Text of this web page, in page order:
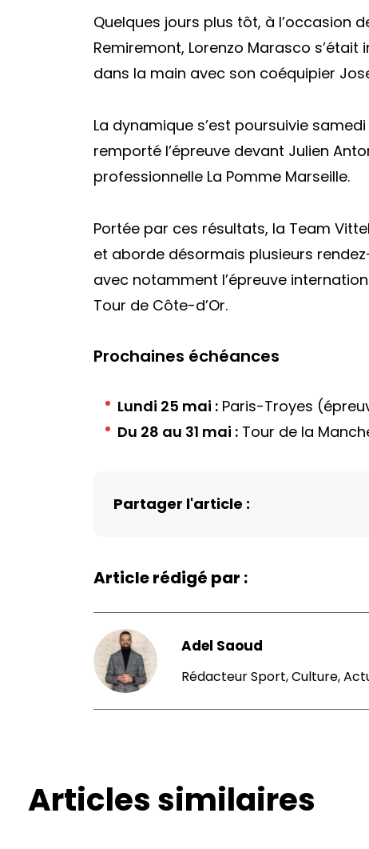
Quelques jours plus tôt, à l’occasion
Remiremont, Lorenzo Marasco
dans la main avec son coéquipier
La dynamique s’est poursuivie
remporté l’épreuve devant Julien
professionnelle La Pomme Marseille.
Portée par ces résultats, la Team
et aborde désormais plusieurs
avec notamment l’épreuve
Tour de Côte-d’Or.
Prochaines échéances
Lundi 25 mai : Paris-Troyes
Du 28 au 31 mai : Tour de la
Partager l'article :
Article rédigé par :
Adel Saoud
Rédacteur Sport, Culture,
Articles similaires